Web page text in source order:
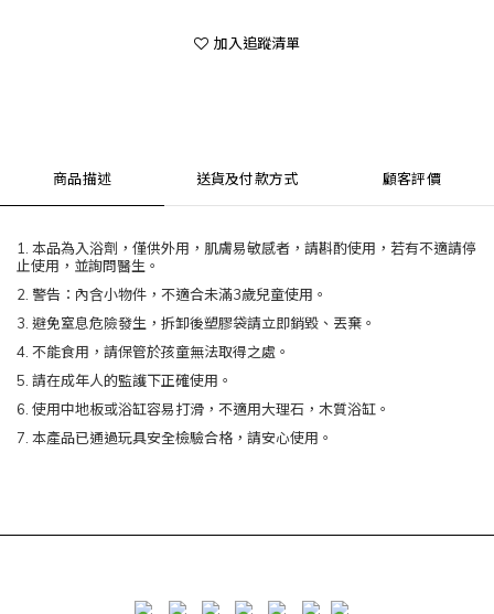
加入追蹤清單
商品描述 送貨及付款方式 顧客評價
1. 本品為入浴劑，僅供外用， 肌膚易敏感者，請斟酌使用，若有不適請停
止使用，並詢問醫生。
2. 警告：內含小物件，不適合未滿3歲兒童使用。
3. 避免窒息危險發生，拆卸後塑膠袋請立即銷毀、丟棄。
4. 不能食用，請保管於孩童無法取得之處。
5. 請在成年人的監護下正確使用。
6. 使用中地板或浴缸容易打滑，不適用大理石，木質浴缸。
7. 本產品已通過玩具安全檢驗合格，請安心使用。